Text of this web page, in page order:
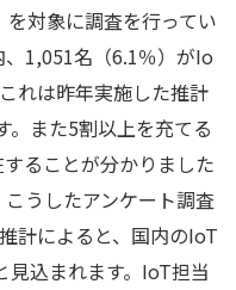
対象に調査を行ってい
1,051名（6.1％）がIo
れは昨年実施した推計
。また5割以上を充てる
ることが分かりました
こうしたアンケート調査
計によると、国内のIoT
込まれます。IoT担当